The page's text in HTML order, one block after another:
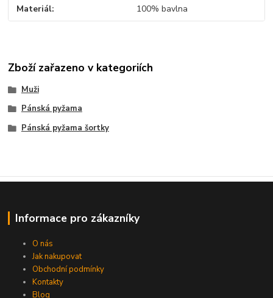
Materiál 100% bavlna
Zboží zařazeno v kategoriích
Muži
Pánská pyžama
Pánská pyžama šortky
Informace pro zákazníky
O nás
Jak nakupovat
Obchodní podmínky
Kontakty
Blog